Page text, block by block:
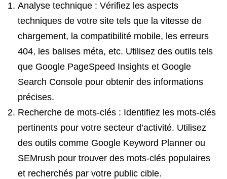
Analyse technique : Vérifiez les aspects
techniques de votre site tels que la vitesse de
chargement, la compatibilité mobile, les erreurs
404, les balises méta, etc. Utilisez des outils tels
que Google PageSpeed Insights et Google
Search Console pour obtenir des informations
précises.
Recherche de mots-clés : Identifiez les mots-clés
pertinents pour votre secteur d’activité. Utilisez
des outils comme Google Keyword Planner ou
SEMrush pour trouver des mots-clés populaires
et recherchés par votre public cible.